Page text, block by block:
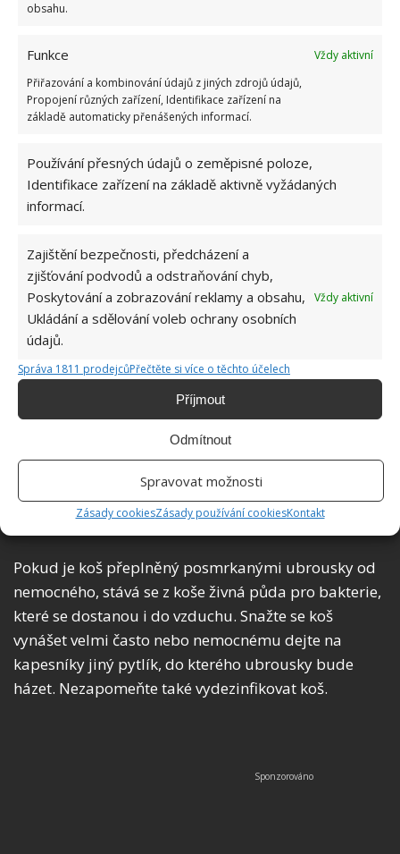
obsahu.
Funkce
Vždy aktivní
Přiřazování a kombinování údajů z jiných zdrojů údajů,
Propojení různých zařízení, Identifikace zařízení na
základě automaticky přenášených informací.
Používání přesných údajů o zeměpisné poloze,
Identifikace zařízení na základě aktivně vyžádaných
informací.
Zajištění bezpečnosti, předcházení a
zjišťování podvodů a odstraňování chyb,
Poskytování a zobrazování reklamy a obsahu,
Ukládání a sdělování voleb ochrany osobních
údajů.
Vždy aktivní
Správa 1811 prodejcůPřečtěte si více o těchto účelech
Příjmout
Odmítnout
Spravovat možnosti
Zásady cookiesZásady používání cookiesKontakt
Fotografie: Freepik
Ložní prádlo a ručníky
Nemocný člověk se uzdravuje především v posteli,
proto po uzdravení jedince bude velmi důležité,
abyste ložní prádlo – povlečení i prostěradlo a malý
polštářek vyprali. Ložní prádlo buď vyperte na 95°C
a vysušte v sušičce nebo použijte dezinfekční
prostředek pro textil. Řiďte se pokyny od výrobce.
Tímto způsobem spolehlivě zničíte bakterie v ložním
prádle. Tímto způsobem zahubíte viry způsobující
chřipku, covid-19, ale i jiné bakteriální onemocnění.
Odpadkový koš
Pokud je koš přeplněný posmrkanými ubrousky od
nemocného, stává se z koše živná půda pro bakterie,
které se dostanou i do vzduchu. Snažte se koš
vynášet velmi často nebo nemocnému dejte na
kapesníky jiný pytlík, do kterého ubrousky bude
házet. Nezapomeňte také vydezinfikovat koš.